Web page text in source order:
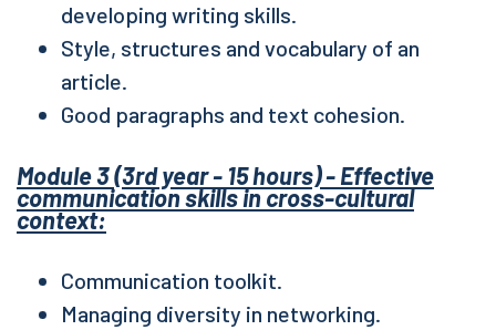
developing writing skills.
Style, structures and vocabulary of an
article.
Good paragraphs and text cohesion.
Module 3 (3rd year - 15 hours) - Effective
communication skills in cross-cultural
context:
Communication toolkit.
Managing diversity in networking.